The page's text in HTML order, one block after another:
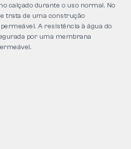
calçado durante o uso normal. No
trata de uma construção
A resistência à água do
por uma membrana